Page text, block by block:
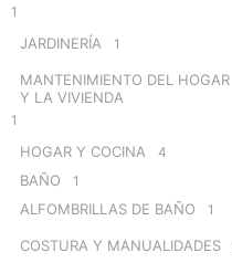
1
JARDINERÍA 1
MANTENIMIENTO DEL HOGAR
Y LA VIVIENDA
1
HOGAR Y COCINA 4
BAÑO 1
ALFOMBRILLAS DE BAÑO 1
COSTURA Y MANUALIDADES